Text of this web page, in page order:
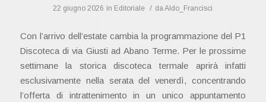
22 giugno 2026 in Editoriale / daAldo_Francisci
Con l’arrivo dell’estate cambia la programmazione del P1
Discoteca di via Giusti ad Abano Terme. Per le prossime
settimane la storica discoteca termale aprirà infatti
esclusivamente nella serata del venerdì, concentrando
l’offerta di intrattenimento in un unico appuntamento